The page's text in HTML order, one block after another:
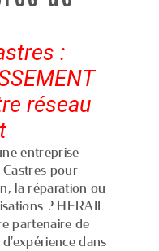
:
réseau
entreprise
Castres pour
la réparation ou
? HERAIL
partenaire de
dans